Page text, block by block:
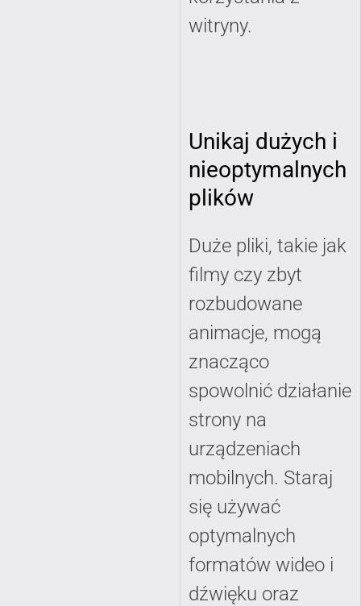
witryny.
Unikaj dużych i
nieoptymalnych
plików
Duże pliki, takie jak
filmy czy zbyt
rozbudowane
animacje, mogą
znacząco
spowolnić działanie
strony na
urządzeniach
mobilnych. Staraj
się używać
optymalnych
formatów wideo i
dźwięku oraz